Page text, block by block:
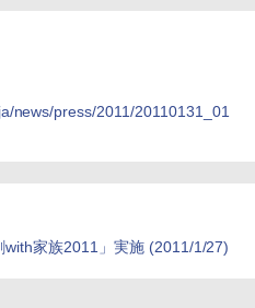
news/press/2011/20110131_01
with家族2011」実施(2011/1/27)